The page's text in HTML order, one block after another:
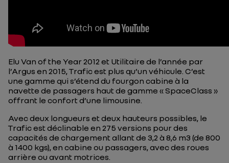
Elu Van of the Year 2012 et Utilitaire de l’année par
l’Argus en 2015, Trafic est plus qu’un véhicule. C’est
une gamme qui s’étend du fourgon cabine à la
navette de passagers haut de gamme « SpaceClass »
offrant le confort d’une limousine.
Avec deux longueurs et deux hauteurs possibles, le
Trafic est déclinable en 275 versions pour des
capacités de chargement allant de 3,2 à 8,6 m3 (de 800
à 1400 kgs), en cabine ou passagers, avec des roues
arrière ou avant motrices.